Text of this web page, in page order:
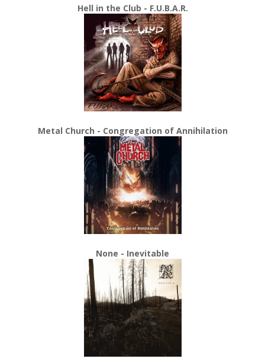
Hell in the Club - F.U.B.A.R.
Metal Church - Congregation of Annihilation
None - Inevitable